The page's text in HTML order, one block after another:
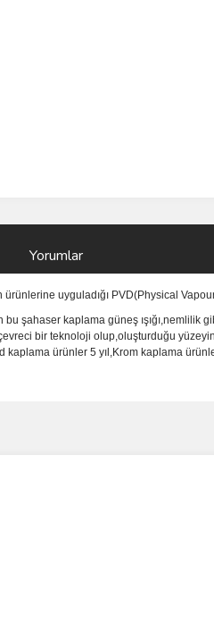
Yorumlar
uyguladığı PVD(Physical
şahaser kaplama güneş ışığı,nemlilik
bir teknoloji olup,oluşturduğu
ürünler 5 yıl,Krom kaplama